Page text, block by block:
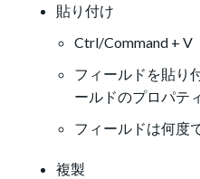
貼り付け
Ctrl/Command + V
フィールドを貼り
ールドのプロパテ
フィールドは何度
複製